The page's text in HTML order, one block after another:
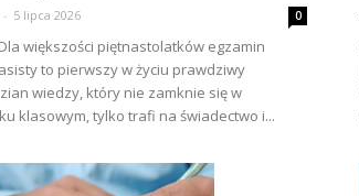
- 5 lipca 2026 0
większości piętnastolatków egzamin
to pierwszy w życiu prawdziwy
wiedzy, który nie zamknie się w
klasowym, tylko trafi na świadectwo i...